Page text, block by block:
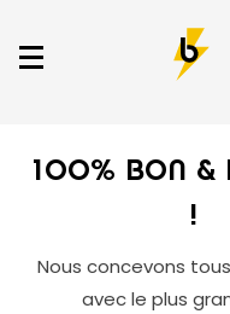
100% BON &
!
Nous concevons
avec le plus